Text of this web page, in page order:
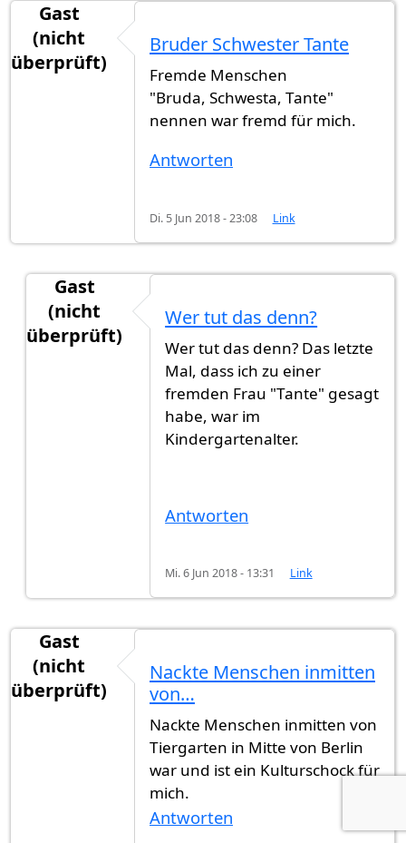
Gast
(nicht
überprüft)
Bruder Schwester Tante
Fremde Menschen
"Bruda, Schwesta, Tante"
nennen war fremd für mich.
Antworten
Di. 5 Jun 2018 - 23:08 Link
Gast
(nicht
überprüft)
Bruder Schwester TantevonGast
Wer tut das denn?
Wer tut das denn? Das letzte
Mal, dass ich zu einer
fremden Frau "Tante" gesagt
habe, war im
Kindergartenalter.
Antworten
Mi. 6 Jun 2018 - 13:31 Link
Gast
(nicht
überprüft)
Nackte Menschen inmitten
von…
Nackte Menschen inmitten von
Tiergarten in Mitte von Berlin
war und ist ein Kulturschock für
mich.
Antworten